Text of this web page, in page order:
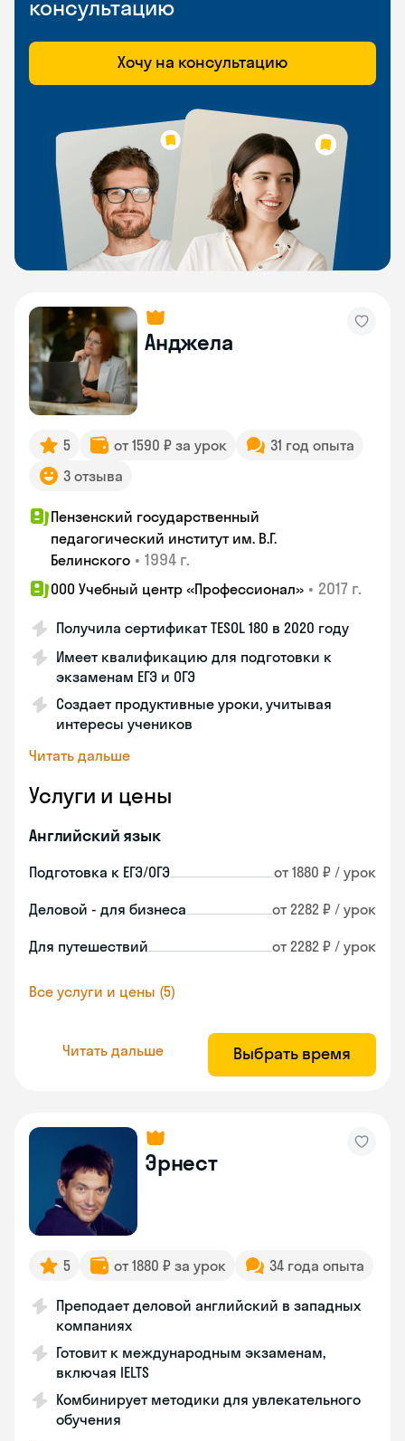
консультацию
Хочу на консультацию
Анджела
5 от 1590 ₽ за урок
31 год опыта
3 отзыва
Пензенский государственный
педагогический институт им. В.Г.
Белинского • 1994 г.
ООО Учебный центр «Профессионал» • 2017 г.
Получила сертификат TESOL 180 в 2020 году
Имеет квалификацию для подготовки к
экзаменам ЕГЭ и ОГЭ
Создает продуктивные уроки, учитывая
интересы учеников
Читать дальше
Услуги и цены
Английский язык
Подготовка к ЕГЭ/ОГЭ от 1880 ₽ / урок
Деловой - для бизнеса от 2282 ₽ / урок
Для путешествий от 2282 ₽ / урок
Все услуги и цены (5)
Читать дальше Выбрать время
Эрнест
5 от 1880 ₽ за урок 34 года опыта
Преподает деловой английский в западных
компаниях
Готовит к международным экзаменам,
включая IELTS
Комбинирует методики для увлекательного
обучения